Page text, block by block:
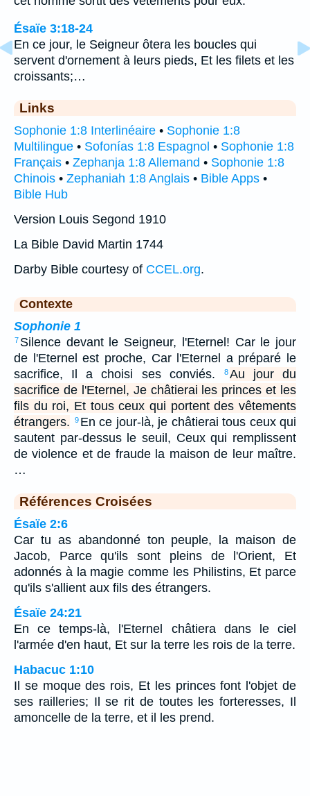
Ésaïe 3:18-24
En ce jour, le Seigneur ôtera les boucles qui
servent d'ornement à leurs pieds, Et les filets et les
croissants;…
Links
Sophonie 1:8 Interlinéaire • Sophonie 1:8
Multilingue • Sofonías 1:8 Espagnol • Sophonie 1:8
Français • Zephanja 1:8 Allemand • Sophonie 1:8
Chinois • Zephaniah 1:8 Anglais • Bible Apps •
Bible Hub
Version Louis Segond 1910
La Bible David Martin 1744
Darby Bible courtesy of CCEL.org.
Contexte
Sophonie 1
7 Silence devant le Seigneur, l'Eternel! Car le jour
de l'Eternel est proche, Car l'Eternel a préparé le
sacrifice, Il a choisi ses conviés.
8Au jour du
sacrifice de l'Eternel, Je châtierai les princes et les
fils du roi, Et tous ceux qui portent des vêtements
étrangers.
9 En ce jour-là, je châtierai tous ceux qui
sautent par-dessus le seuil, Ceux qui remplissent
de violence et de fraude la maison de leur maître.
…
Références Croisées
Ésaïe 2:6
Car tu as abandonné ton peuple, la maison de
Jacob, Parce qu'ils sont pleins de l'Orient, Et
adonnés à la magie comme les Philistins, Et parce
qu'ils s'allient aux fils des étrangers.
Ésaïe 24:21
En ce temps-là, l'Eternel châtiera dans le ciel
l'armée d'en haut, Et sur la terre les rois de la terre.
Habacuc 1:10
Il se moque des rois, Et les princes font l'objet de
ses railleries; Il se rit de toutes les forteresses, Il
amoncelle de la terre, et il les prend.